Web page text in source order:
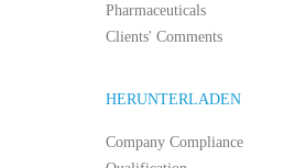
Pharmaceuticals
Clients' Comments
HERUNTERLADEN
Company Compliance